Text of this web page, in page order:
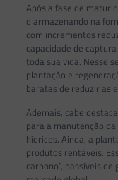
Após a fase de
o armazenando na
com incrementos
capacidade de
toda sua vida. Nesse
plantação e
baratas de reduzir as
Ademais, cabe
para a manutenção
hídricos. Ainda, a
produtos rentáveis.
carbono”, passíveis